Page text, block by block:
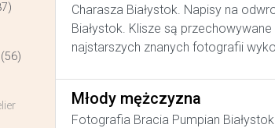
Charasza Białystok. Napisy na
Białystok. Klisze są
najstarszych znanych fotografii
Młody mężczyzna
Fotografia Bracia Pumpian
(56)